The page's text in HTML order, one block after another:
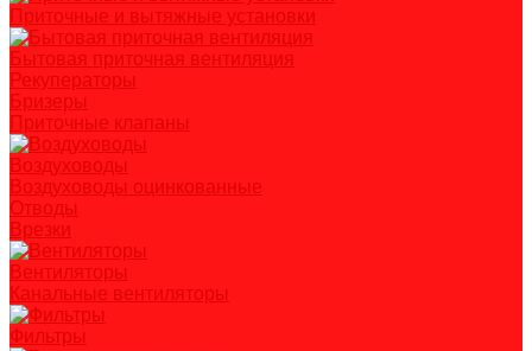
Приточные и вытяжные установки
Бытовая приточная вентиляция
Рекуператоры
Бризеры
Приточные клапаны
Воздуховоды
Воздуховоды оцинкованные
Отводы
Врезки
Вентиляторы
Канальные вентиляторы
Фильтры